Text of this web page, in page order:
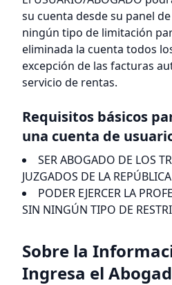
su cuenta desde su panel
ningún tipo de limitación
eliminada la cuenta todos
excepción de las facturas
servicio de rentas.
Requisitos básicos
una cuenta de
SER ABOGADO DE LOS
JUZGADOS DE LA
PODER EJERCER LA
SIN NINGÚN TIPO DE
Sobre la
Ingresa el